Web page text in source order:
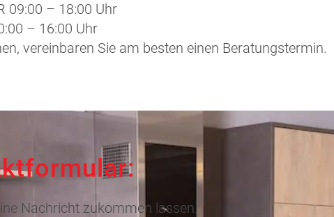
09:00 – 18:00 Uhr
– 16:00 Uhr
vereinbaren Sie am besten einen Beratungstermin.
Nachricht zukommen lassen.